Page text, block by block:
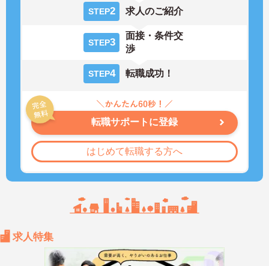
STEP2 求人のご紹介
STEP3
面接・条件交
渉
STEP4 転職成功！
転職サポートに登録
はじめて転職する方へ
求人特集